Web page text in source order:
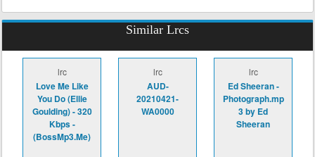
Similar Lrcs
lrc
Love Me Like
You Do (Ellie
Goulding) - 320
Kbps -
(BossMp3.Me)
lrc
AUD-
20210421-
WA0000
lrc
Ed Sheeran -
Photograph.mp
3 by Ed
Sheeran